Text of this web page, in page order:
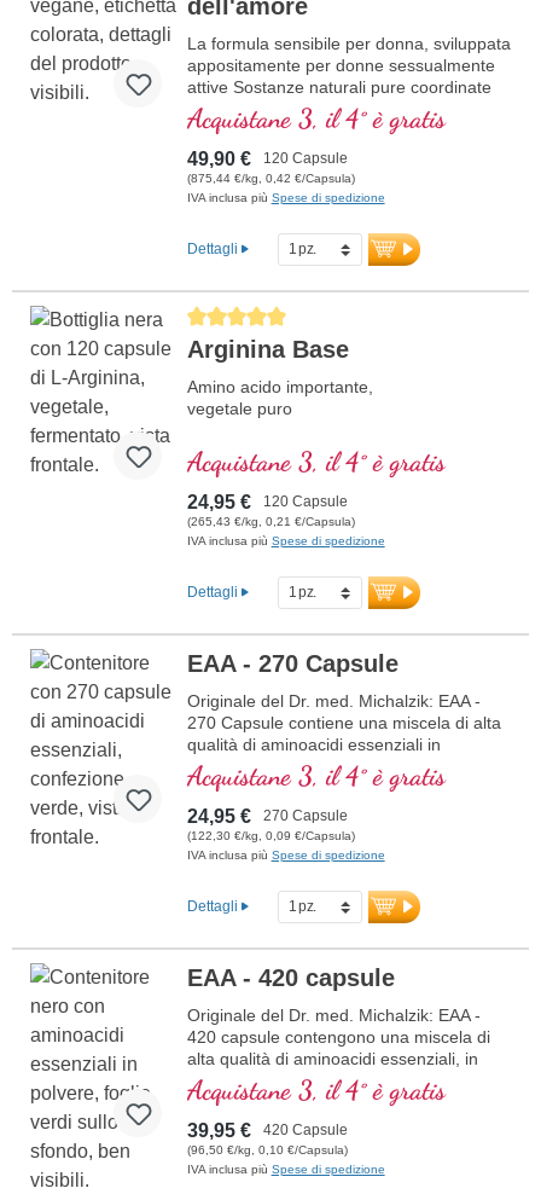
dell'amore
La formula sensibile per donna, sviluppata
appositamente per donne sessualmente
attive Sostanze naturali pure coordinate
per sostenere la tua femminilità.
Acquistane 3, il 4° è gratis
49,90 € 120 Capsule
(875,44 €/kg, 0,42 €/Capsula)
IVA inclusa più Spese di spedizione
Dettagli
Average rating of 5 out of 5 stars
Arginina Base
Amino acido importante,
vegetale puro
Acquistane 3, il 4° è gratis
24,95 € 120 Capsule
(265,43 €/kg, 0,21 €/Capsula)
IVA inclusa più Spese di spedizione
Dettagli
EAA - 270 Capsule
Originale del Dr. med. Michalzik: EAA -
270 Capsule contiene una miscela di alta
qualità di aminoacidi essenziali in
proporzioni ottimali. Questa formula è
priva di additivi ed è prodotta in
Germania. Il sigillo è privo di alluminio.
ulteriori informazioni su EAA - 270
Acquistane 3, il 4° è gratis
24,95 € 270 Capsule
(122,30 €/kg, 0,09 €/Capsula)
IVA inclusa più Spese di spedizione
Dettagli
EAA - 420 capsule
Originale del Dr. med. Michalzik: EAA -
420 capsule contengono una miscela di
alta qualità di aminoacidi essenziali, in
proporzioni ottimali. Questa formula è
priva di additivi ed è prodotta in
Germania. Il sigillo è privo di alluminio.
ulteriori informazioni su EAA - 420
Acquistane 3, il 4° è gratis
39,95 € 420 Capsule
(96,50 €/kg, 0,10 €/Capsula)
IVA inclusa più Spese di spedizione